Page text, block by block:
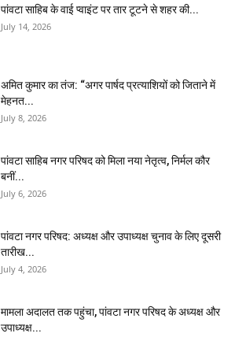
पांवटा साहिब के वाई प्वाइंट पर तार टूटने से शहर की...
July 14, 2026
अमित कुमार का तंज: “अगर पार्षद प्रत्याशियों को जिताने में
मेहनत...
July 8, 2026
पांवटा साहिब नगर परिषद को मिला नया नेतृत्व, निर्मल कौर
बनीं...
July 6, 2026
पांवटा नगर परिषद: अध्यक्ष और उपाध्यक्ष चुनाव के लिए दूसरी
तारीख...
July 4, 2026
मामला अदालत तक पहुंचा, पांवटा नगर परिषद के अध्यक्ष और
उपाध्यक्ष...